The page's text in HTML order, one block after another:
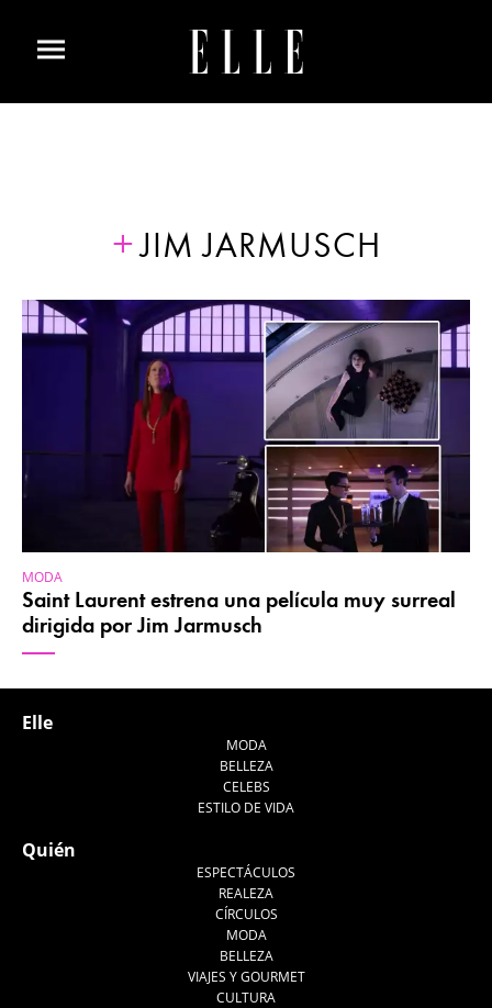
JIM JARMUSCH
MODA
Saint Laurent estrena una película muy surreal
dirigida por Jim Jarmusch
Elle
MODA
BELLEZA
CELEBS
ESTILO DE VIDA
Quién
ESPECTÁCULOS
REALEZA
CÍRCULOS
MODA
BELLEZA
VIAJES Y GOURMET
CULTURA